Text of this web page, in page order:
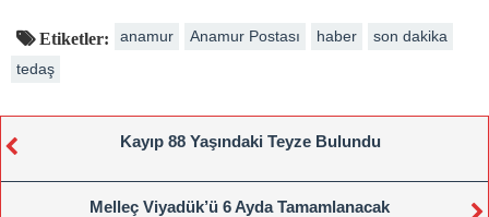
Etiketler: anamur Anamur Postası haber
son dakika
tedaş
Kayıp 88 Yaşındaki Teyze Bulundu
Melleç Viyadük’ü 6 Ayda Tamamlanacak